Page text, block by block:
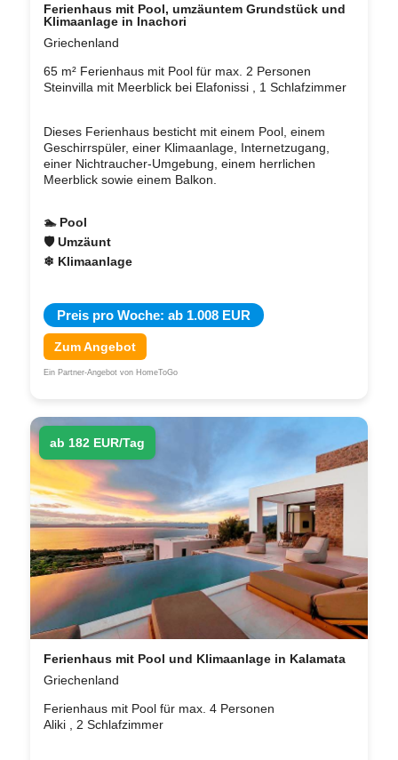
Ferienhaus mit Pool, umzäuntem Grundstück und
Klimaanlage in Inachori
Griechenland
65 m² Ferienhaus mit Pool für max. 2 Personen
Steinvilla mit Meerblick bei Elafonissi , 1 Schlafzimmer
Dieses Ferienhaus besticht mit einem Pool, einem
Geschirrspüler, einer Klimaanlage, Internetzugang,
einer Nichtraucher-Umgebung, einem herrlichen
Meerblick sowie einem Balkon.
🏊 Pool
🛡 Umzäunt
❄ Klimaanlage
Preis pro Woche: ab 1.008 EUR
Zum Angebot
Ein Partner-Angebot von HomeToGo
ab 182 EUR/Tag
Ferienhaus mit Pool und Klimaanlage in Kalamata
Griechenland
Ferienhaus mit Pool für max. 4 Personen
Aliki , 2 Schlafzimmer